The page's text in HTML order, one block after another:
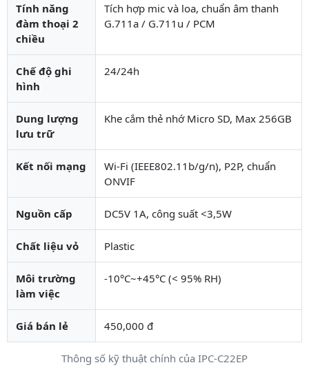
Thông số kỹ thuật chính của IPC-C22EP
Tính năng
đàm thoại 2
chiều
Tích hợp mic và loa, chuẩn âm thanh
G.711a / G.711u / PCM
Chế độ ghi
hình
24/24h
Dung lượng
lưu trữ
Khe cắm thẻ nhớ Micro SD, Max 256GB
Kết nối mạng
Wi-Fi (IEEE802.11b/g/n), P2P, chuẩn
ONVIF
Nguồn cấp DC5V 1A, công suất <3,5W
Chất liệu vỏ Plastic
Môi trường
làm việc
-10°C~+45°C (< 95% RH)
Giá bán lẻ 450,000 đ